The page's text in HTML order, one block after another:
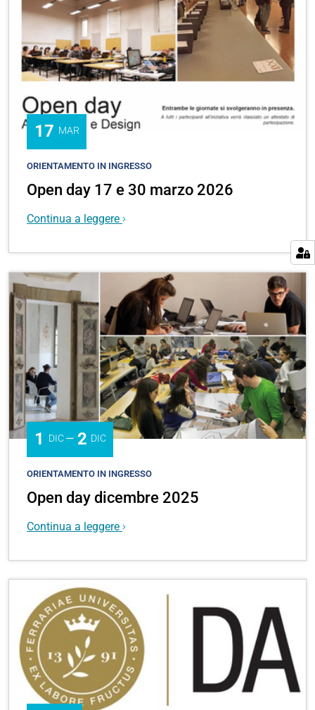
17 MAR
ORIENTAMENTO IN INGRESSO
Open day 17 e 30 marzo 2026
Continua a leggere
1 DIC— 2 DIC
ORIENTAMENTO IN INGRESSO
Open day dicembre 2025
Continua a leggere